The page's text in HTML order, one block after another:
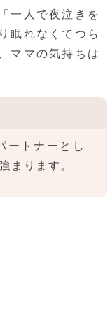
一人で夜泣きを
眠れなくてつら
ママの気持ちは
ートナーとし
まります。